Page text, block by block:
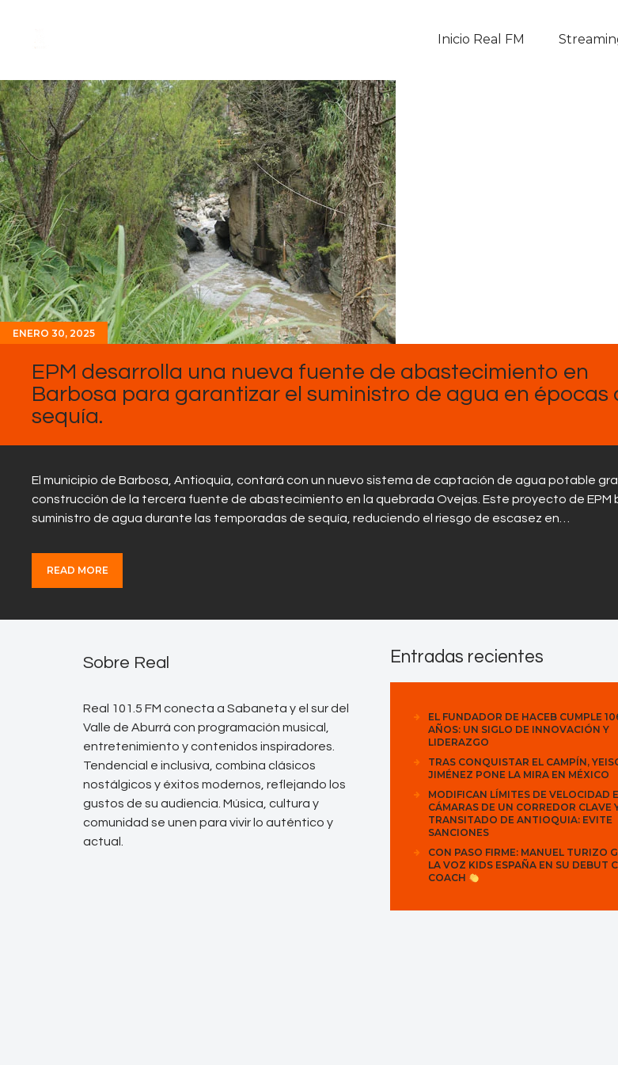
Inicio Real FM
En Vivo
Descarga La APP
Programas
Noticias
Equipo
Sobre Nosotros
Contactos
ENERO 30, 2025
EPM desarrolla una nueva fuente de abastecimiento en
Barbosa para garantizar el suministro de agua en épocas
sequía.
El municipio de Barbosa, Antioquia, contará con un nuevo sistema de captación de agua potable
construcción de la tercera fuente de abastecimiento en la quebrada Ovejas. Este proyecto de EPM
suministro de agua durante las temporadas de sequía, reduciendo el riesgo de escasez en…
READ MORE
Sobre Real
Real 101.5 FM conecta a Sabaneta y el sur del
Valle de Aburrá con programación musical,
entretenimiento y contenidos inspiradores.
Tendencial e inclusiva, combina clásicos
nostálgicos y éxitos modernos, reflejando los
gustos de su audiencia. Música, cultura y
comunidad se unen para vivir lo auténtico y
actual.
Entradas recientes
EL FUNDADOR DE HACEB CUMPLE
AÑOS: UN SIGLO DE INNOVACIÓN Y
LIDERAZGO
TRAS CONQUISTAR EL CAMPÍN,
JIMÉNEZ PONE LA MIRA EN MÉXICO
MODIFICAN LÍMITES DE VELOCIDAD
CÁMARAS DE UN CORREDOR CLAVE
TRANSITADO DE ANTIOQUIA: EVITE
SANCIONES
CON PASO FIRME: MANUEL TURIZO
LA VOZ KIDS ESPAÑA EN SU DEBUT
COACH